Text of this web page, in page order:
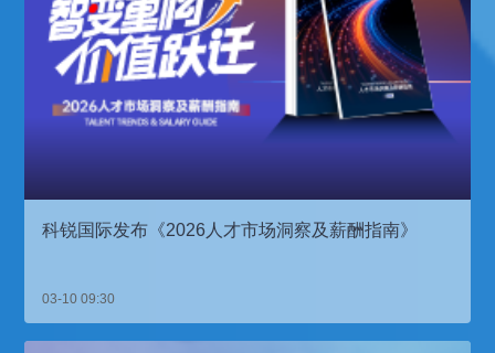
科锐国际发布《2026人才市场洞察及薪酬指南》
03-10 09:30